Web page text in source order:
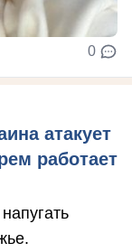
0
атакует
работает